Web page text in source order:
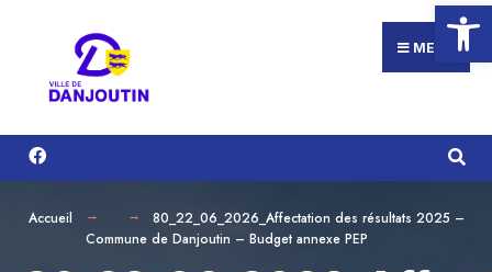
Ouvrir
contenu
MENU
Accueil
80_22_06_2026_Affectation des résultats 2025 –
Commune de Danjoutin – Budget annexe PEP
for: